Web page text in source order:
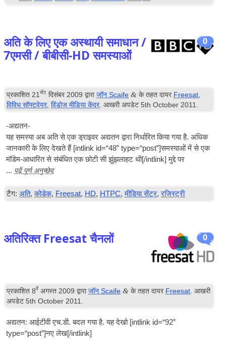
0
अति के लिए एक अस्थायी समाधान /
7एमसी / बीबीसी-HD समस्याओं
प्रकाशित21सेंट दिसंबर 2009 द्वाराजॉन Scaife & के तहत दायर Freesat,
विविध सॉफ्टवेयर,विंडोज मीडिया केंद्र. आखरी अपडेट5th October 2011.
-अद्यतन-
यह समस्या अब अति से एक ड्राइवर अद्यतन द्वारा निर्धारित किया गया है. अधिक
जानकारी के लिए देखते हैं [int­link id=“48” type=“post”]समस्याओं में से एक
मॉडेम-आधारित से संबंधित एक छोटी सी झुंझलाहट थी[/intlink] मुद्दे पर
... पढ़ें पूर्ण अनुच्छेद
टैग: अति,कोडेक, Freesat, HD, HTPC,मीडिया सेंटर,रजिस्ट्री
0
अतिरिक्त Freesat चैनलों
प्रकाशित8वें अगस्त 2009 द्वाराजॉन Scaife & के तहत दायर Freesat. आखरी
अपडेट5th October 2011.
अद्यतन: आईटीवी एच.डी. बदल गया है. यह देखो [int­link id=“92”
type=“post”]नए लेख[/intlink]